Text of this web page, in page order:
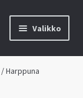
Valikko
/ Harppuna